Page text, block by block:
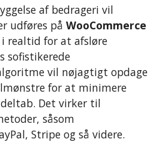
af bedrageri vil
udføres på WooCommerce
realtid for at afsløre
sofistikerede
vil nøjagtigt opdage
for at minimere
Det virker til
såsom
Stripe og så videre.